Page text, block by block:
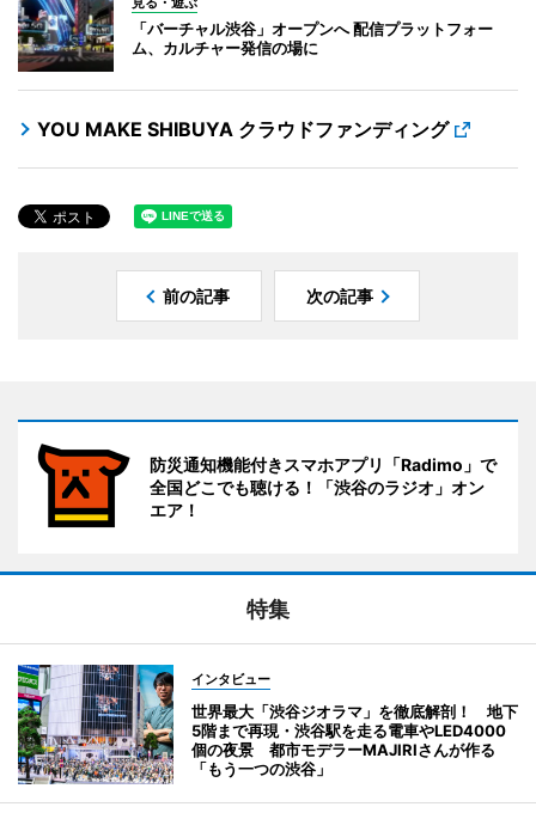
「バーチャル渋谷」オープンへ 配信プラットフォー
ム、カルチャー発信の場に
YOU MAKE SHIBUYA クラウドファンディング
前の記事 次の記事
防災通知機能付きスマホアプリ「Radimo」で
全国どこでも聴ける！「渋谷のラジオ」オン
エア！
特集
インタビュー
世界最大「渋谷ジオラマ」を徹底解剖！ 地下
5階まで再現・渋谷駅を走る電車やLED4000
個の夜景 都市モデラーMAJIRIさんが作る
「もう一つの渋谷」